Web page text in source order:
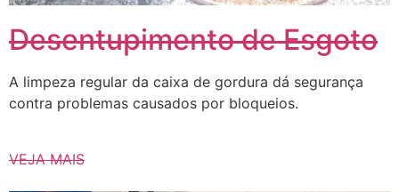
Desentupimento de Esgoto
A limpeza regular da caixa de gordura dá segurança
contra problemas causados ​​por bloqueios.
VEJA MAIS